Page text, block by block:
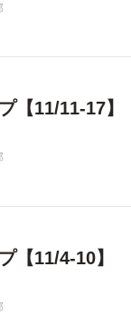
【11/11-17】
【11/4-10】